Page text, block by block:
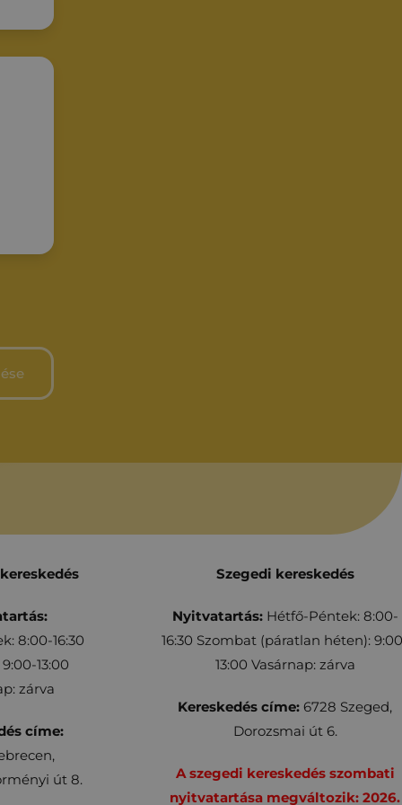
8:00-16:30
13:00
zárva
címe:
út 8.
Szegedi kereskedés
Nyitvatartás:Hétfő-Péntek: 8:00-
16:30 Szombat (páratlan héten):
13:00 Vasárnap: zárva
Kereskedés címe: 6728 Szeged,
Dorozsmai út 6.
A szegedi kereskedés szombati
nyitvatartása megváltozik: 2026.